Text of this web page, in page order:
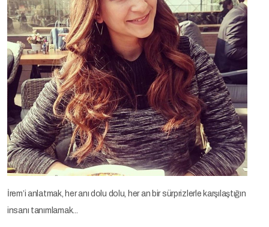
İrem’i anlatmak, her anı dolu dolu, her an bir sürprizlerle karşılaştığın
insanı tanımlamak...